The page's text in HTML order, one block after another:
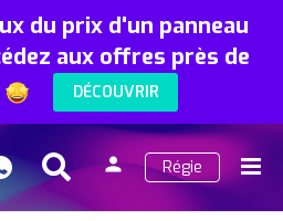
du prix d'un panneau
aux offres près de
DÉCOUVRIR
Search
person
Régie